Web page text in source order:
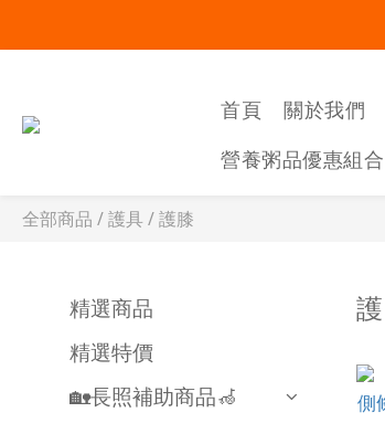
首頁 關於我們
營養粥品優惠組
全部商品 /護具/護膝
精選商品
精選特價
🏡長照補助商品🦽